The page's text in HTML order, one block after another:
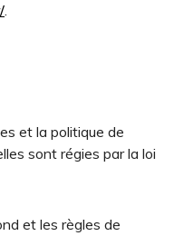
.
et la politique de
sont régies par la loi
et les règles de